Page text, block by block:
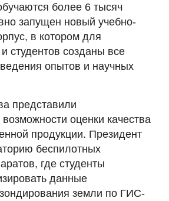
более 6 тысяч
запущен новый учебно-
в котором для
студентов созданы все
опытов и научных
представили
возможности оценки качества
продукции. Президент
беспилотных
где студенты
данные
земли по ГИС-